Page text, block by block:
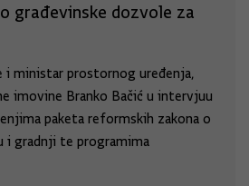
građevinske dozvole za
i ministar prostornog uređenja,
imovine Branko Bačić u intervjuu
paketa reformskih zakona o
i gradnji te programima